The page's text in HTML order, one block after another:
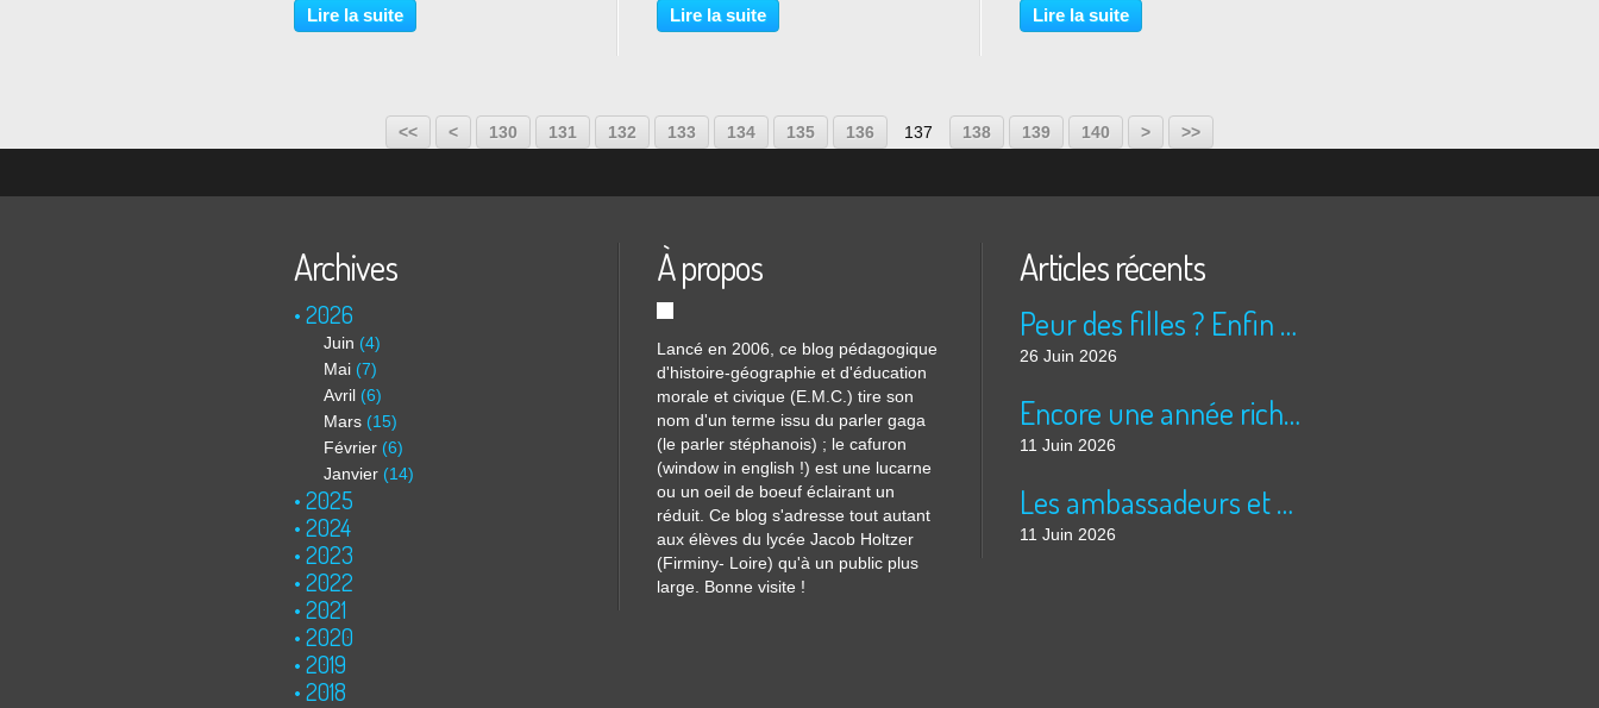
croquis et les schémas du Bac,
Géographie Terminales ES, L, S,
Lire la suite
Et alors ça veut pas dire que je peux
m'en tirer J'ai pas eu une jeunesse
Lire la suite
me fait mal chaque fois que je pense
A tout ce racisme qu’il y a en France
Lire la suite
<< < 100
110
120
130 131 132 133 134 135 136 137 138 139 140 > >>
Archives
2026
Juin (4)
Mai (7)
Avril (6)
Mars (15)
Février (6)
Janvier (14)
2025
2024
2023
2022
2021
2020
2019
2018
À propos
Lancé en 2006, ce blog pédagogique
d'histoire-géographie et d'éducation
morale et civique (E.M.C.) tire son
nom d'un terme issu du parler gaga
(le parler stéphanois) ; le cafuron
(window in english !) est une lucarne
ou un oeil de boeuf éclairant un
réduit. Ce blog s'adresse tout autant
aux élèves du lycée Jacob Holtzer
(Firminy- Loire) qu'à un public plus
large. Bonne visite !
Articles récents
Peur des filles ? Enfin rassuré ?
26 Juin 2026
Encore une année riche en cinéma pour Super 8 !
11 Juin 2026
Les ambassadeurs et SUPER 8 - La solidarité en action
11 Juin 2026